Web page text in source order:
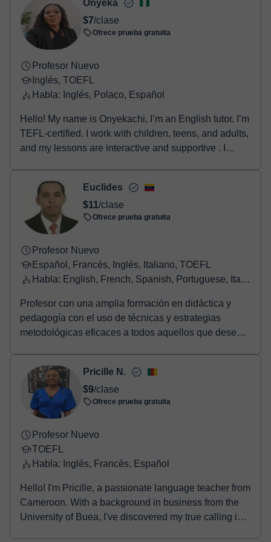
Una vez realices el pago de la clase, recibirás un email de
confirmación de la reserva.
Onyeka
$7/clase
Ofrece prueba gratuita
Profesor Nuevo
Inglés, TOEFL
Habla: Inglés, Polaco, Español
Hello! My name is Onyekachi, I’m an English tutor. I’m
TEFL-certified. I work with children, teens, and adults,
and my lessons are interactive and supportive . I
level, goals and to improve your everyday English,
pronunciation, grammar, or conversational skills, I’m
here to guide you step by step at your own pace.. I
create a safe space where making mistakes is part of
learning
Euclides
$11/clase
Ofrece prueba gratuita
Profesor Nuevo
Español, Francés, Inglés, Italiano, TOEFL
Habla: English, French, Spanish, Portuguese, Italian
Profesor con una amplia formación en didáctica y
pedagogía con el uso de técnicas y estrategias
metodológicas eficaces a todos aquellos que deseen
Pricille N.
$9/clase
Ofrece prueba gratuita
Profesor Nuevo
TOEFL
Habla: Inglés, Francés, Español
Hello! I'm Pricille, a passionate language teacher from
Cameroon. With a background in business from the
University of Buea, I've discovered my true calling in